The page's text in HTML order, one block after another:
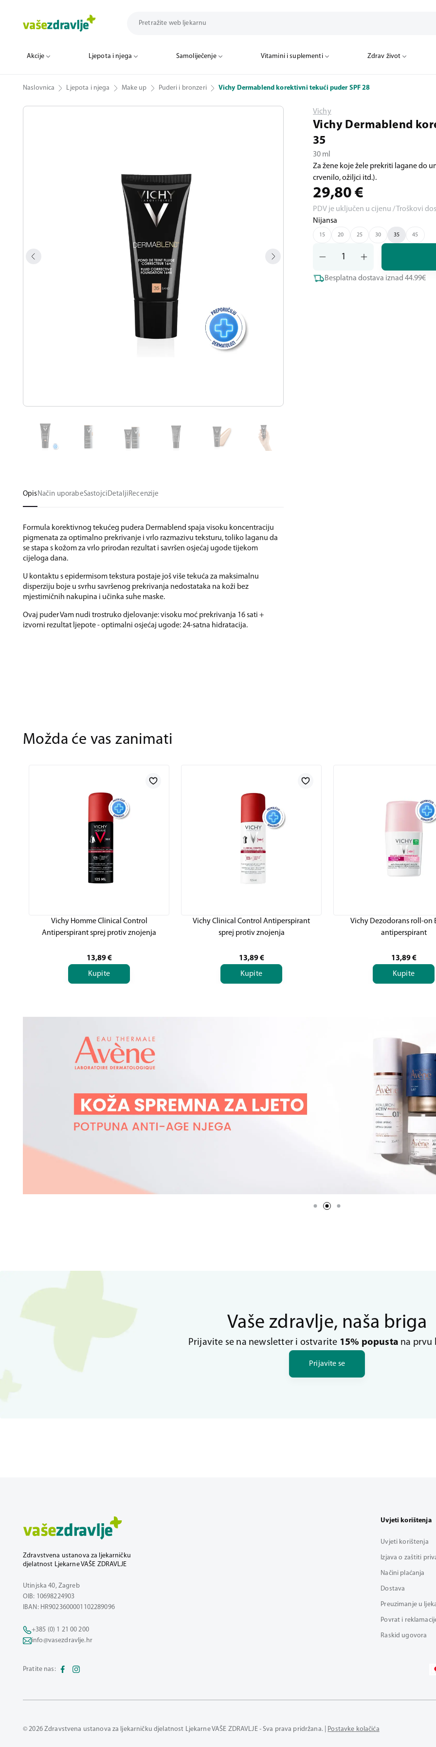
Akcije Ljepota i njega Samoliječenje Vitamini i suplementi Zdrav život
Naslovnica Ljepota i njega Make up Puderi i bronzeri Vichy Dermablend korektivni tekući puder SPF 28
OpisNačin uporabeSastojciDetaljiRecenzije
Formula korektivnog tekućeg pudera Dermablend spaja visoku koncentraciju
pigmenata za optimalno prekrivanje i vrlo razmazivu teksturu, toliko laganu da
se stapa s kožom za vrlo prirodan rezultat i savršen osjećaj ugode tijekom
cijeloga dana.
U kontaktu s epidermisom tekstura postaje još više tekuća za maksimalnu
disperziju boje u svrhu savršenog prekrivanja nedostataka na koži bez
mjestimičnih nakupina i učinka suhe maske.
Ovaj puder Vam nudi trostruko djelovanje: visoku moć prekrivanja 16 sati +
izvorni rezultat ljepote - optimalni osjećaj ugode: 24-satna hidratacija.
Vichy
Vichy Dermablend
35
30 ml
Za žene koje žele prekriti lagane do
crvenilo, ožiljci itd.).
29,80 €
PDV je uključen u cijenu / Troškovi
Nijansa
15 20 25 30 35 45
Besplatna dostava iznad 44.99€
Možda će vas zanimati
Vichy Homme Clinical Control
Antiperspirant sprej protiv znojenja
13,89 €
Kupite
Vichy Clinical Control Antiperspirant
sprej protiv znojenja
13,89 €
Kupite
Vichy Dezodorans roll-on
antiperspirant
13,89 €
Kupite
Vaše zdravlje, naša briga
Prijavite se na newsletter i ostvarite 15% popusta na prvu
Prijavite se
Zdravstvena ustanova za ljekarničku
djelatnost Ljekarne VAŠE ZDRAVLJE
Utinjska 40, Zagreb
OIB: 10698224903
IBAN: HR9023600001102289096
+385 (0) 1 21 00 200
info@vasezdravlje.hr
Uvjeti korištenja
Uvjeti korištenja
Izjava o zaštiti
Načini plaćanja
Dostava
Preuzimanje u
Povrat i
Raskid ugovora
Pratite nas:
© 2026 Zdravstvena ustanova za ljekarničku djelatnost Ljekarne VAŠE ZDRAVLJE - Sva prava pridržana. | Postavke kolačića